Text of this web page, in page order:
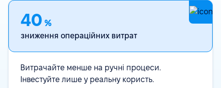
40 %
зниження операційних витрат
Витрачайте менше на ручні процеси.
Інвестуйте лише у реальну користь.